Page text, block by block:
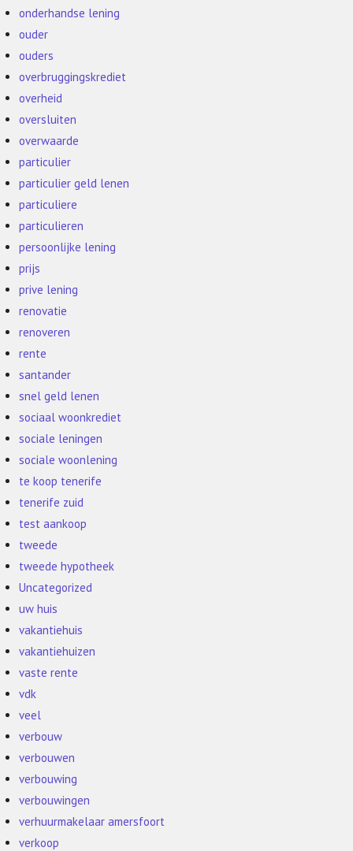
onderhandse lening
ouder
ouders
overbruggingskrediet
overheid
oversluiten
overwaarde
particulier
particulier geld lenen
particuliere
particulieren
persoonlijke lening
prijs
prive lening
renovatie
renoveren
rente
santander
snel geld lenen
sociaal woonkrediet
sociale leningen
sociale woonlening
te koop tenerife
tenerife zuid
test aankoop
tweede
tweede hypotheek
Uncategorized
uw huis
vakantiehuis
vakantiehuizen
vaste rente
vdk
veel
verbouw
verbouwen
verbouwing
verbouwingen
verhuurmakelaar amersfoort
verkoop